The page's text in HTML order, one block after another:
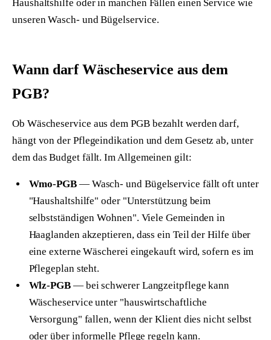
Haushaltshilfe oder in manchen Fällen einen Service wie
unseren Wasch- und Bügelservice.
Wann darf Wäscheservice aus dem
PGB?
Ob Wäscheservice aus dem PGB bezahlt werden darf,
hängt von der Pflegeindikation und dem Gesetz ab, unter
dem das Budget fällt. Im Allgemeinen gilt:
Wmo-PGB— Wasch- und Bügelservice fällt oft unter
"Haushaltshilfe" oder "Unterstützung beim
selbstständigen Wohnen". Viele Gemeinden in
Haaglanden akzeptieren, dass ein Teil der Hilfe über
eine externe Wäscherei eingekauft wird, sofern es im
Pflegeplan steht.
Wlz-PGB— bei schwerer Langzeitpflege kann
Wäscheservice unter "hauswirtschaftliche
Versorgung" fallen, wenn der Klient dies nicht selbst
oder über informelle Pflege regeln kann.